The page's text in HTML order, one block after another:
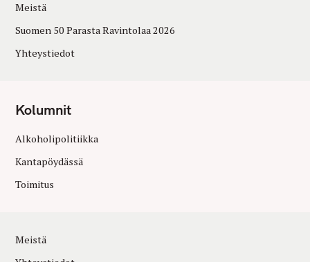
Meistä
Suomen 50 Parasta Ravintolaa 2026
Yhteystiedot
Kolumnit
Alkoholipolitiikka
Kantapöydässä
Toimitus
Meistä